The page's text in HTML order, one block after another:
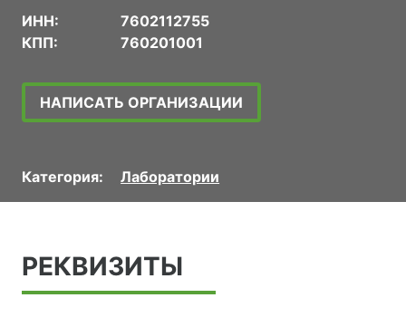
ИНН:
7602112755
КПП:
760201001
НАПИСАТЬ ОРГАНИЗАЦИИ
Категория: Лаборатории
РЕКВИЗИТЫ